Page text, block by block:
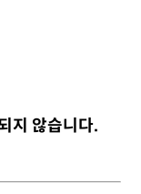
지 않습니다.